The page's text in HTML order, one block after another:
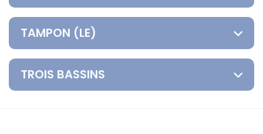
TAMPON (LE)
TROIS BASSINS